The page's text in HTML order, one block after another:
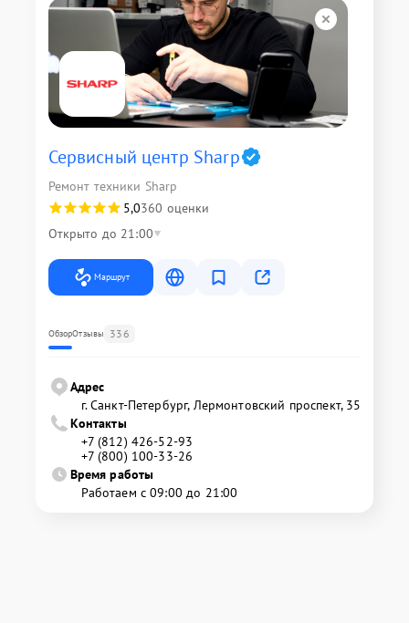
Сервисный центр Sharp
Ремонт техники Sharp
5,0360 оценки
Открыто до 21:00
Маршрут
ОбзорОтзывы 336
Адрес
г. Санкт-Петербург, Лермонтовский проспект, 35
Контакты
+7 (812) 426-52-93
+7 (800) 100-33-26
Время работы
Работаем с 09:00 до 21:00